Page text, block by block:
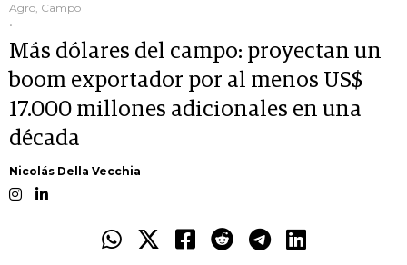
Agro, Campo
.
Más dólares del campo: proyectan un
boom exportador por al menos US$
17.000 millones adicionales en una
década
Nicolás Della Vecchia